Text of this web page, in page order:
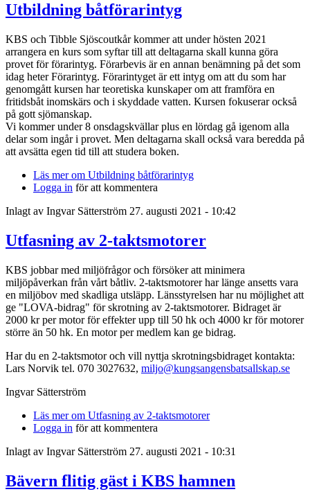
Utbildning båtförarintyg
KBS och Tibble Sjöscoutkår kommer att under hösten 2021
arrangera en kurs som syftar till att deltagarna skall kunna göra
provet för förarintyg. Förarbevis är en annan benämning på det som
idag heter Förarintyg. Förarintyget är ett intyg om att du som har
genomgått kursen har teoretiska kunskaper om att framföra en
fritidsbåt inomskärs och i skyddade vatten. Kursen fokuserar också
på gott sjömanskap.
Vi kommer under 8 onsdagskvällar plus en lördag gå igenom alla
delar som ingår i provet. Men deltagarna skall också vara beredda på
att avsätta egen tid till att studera boken.
Läs merom Utbildning båtförarintyg
Logga in för att kommentera
Inlagt av Ingvar Sätterström 27. augusti 2021 - 10:42
Utfasning av 2-taktsmotorer
KBS jobbar med miljöfrågor och försöker att minimera
miljöpåverkan från vårt båtliv. 2-taktsmotorer har länge ansetts vara
en miljöbov med skadliga utsläpp. Länsstyrelsen har nu möjlighet att
ge "LOVA-bidrag" för skrotning av 2-taktsmotorer. Bidraget är
2000 kr per motor för effekter upp till 50 hk och 4000 kr för motorer
större än 50 hk. En motor per medlem kan ge bidrag.
Har du en 2-taktsmotor och vill nyttja skrotningsbidraget kontakta:
Lars Norvik tel. 070 3027632, miljo@kungsangensbatsallskap.se
Ingvar Sätterström
Läs merom Utfasning av 2-taktsmotorer
Logga in för att kommentera
Inlagt av Ingvar Sätterström 27. augusti 2021 - 10:31
Bävern flitig gäst i KBS hamnen